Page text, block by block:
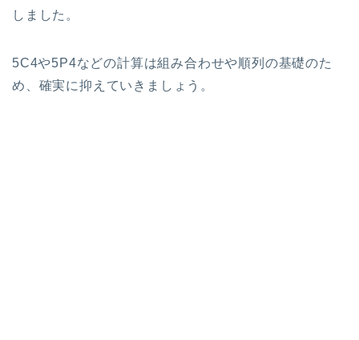
しました。
5C4や5P4などの計算は組み合わせや順列の基礎のた
め、確実に抑えていきましょう。